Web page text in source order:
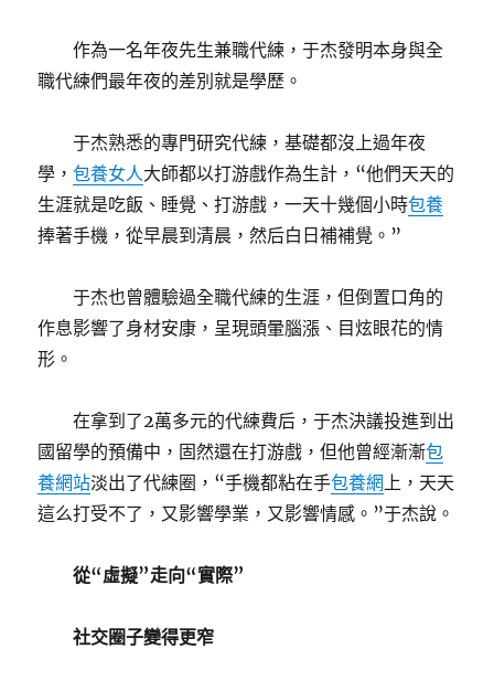
作為一名年夜先生兼職代練，于杰發明本身與全
職代練們最年夜的差別就是學歷。
于杰熟悉的專門研究代練，基礎都沒上過年夜
學，包養女人大師都以打游戲作為生計，“他們天天的
生涯就是吃飯、睡覺、打游戲，一天十幾個小時包養
捧著手機，從早晨到清晨，然后白日補補覺。”
于杰也曾體驗過全職代練的生涯，但倒置口角的
作息影響了身材安康，呈現頭暈腦漲、目炫眼花的情
形。
在拿到了2萬多元的代練費后，于杰決議投進到出
國留學的預備中，固然還在打游戲，但他曾經漸漸包
養網站淡出了代練圈，“手機都粘在手包養網上，天天
這么打受不了，又影響學業，又影響情感。”于杰說。
從“虛擬”走向“實際”
社交圈子變得更窄